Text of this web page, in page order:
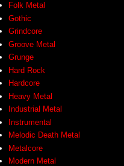
Folk Metal
Gothic
Grindcore
Groove Metal
Grunge
Hard Rock
Hardcore
Heavy Metal
Industrial Metal
Instrumental
Melodic Death Metal
Metalcore
Modern Metal